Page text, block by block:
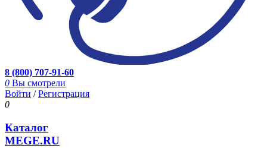
8 (800) 707-91-60
0 Вы смотрели
Войти /Регистрация
0
Каталог
MEGE.RU